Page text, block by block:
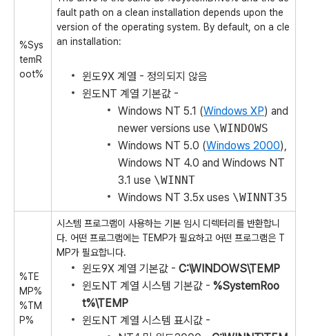
%Sys
temR
oot%
fault path on a clean installation depends upon the
version of the operating system. By default, on a cle
an installation:
윈도9X 계열 - 정의되지 않음
윈도NT 계열 기본값 -
Windows NT 5.1 (Windows XP) and
newer versions use \WINDOWS
Windows NT 5.0 (Windows 2000),
Windows NT 4.0 and Windows NT
3.1 use \WINNT
Windows NT 3.5x uses \WINNT35
%TE
MP%
%TM
P%
시스템 프로그램이 사용하는 기본 임시 디렉터리를 반환합니
다. 어떤 프로그램에는 TEMP가 필요하고 어떤 프로그램은 T
MP가 필요합니다.
윈도9X 계열 기본값 - C:\WINDOWS\TEMP
윈도NT 계열 시스템 기본값 - %SystemRoo
t%\TEMP
윈도NT 계열 시스템 표시값 -